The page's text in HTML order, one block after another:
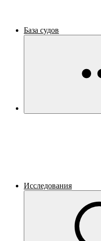
База судов
Исследования